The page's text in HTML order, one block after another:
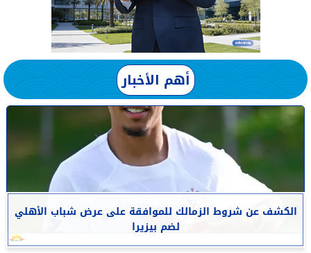
أهم الأخبار
الكشف عن شروط الزمالك للموافقة على عرض شباب الأهلي
لضم بيزيرا